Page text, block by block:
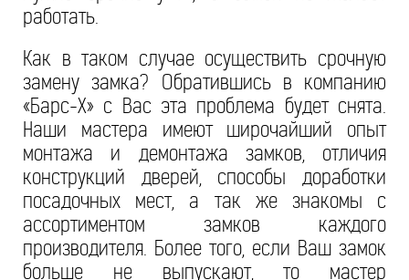
работать.
Как в таком случае осуществить срочную
замену замка? Обратившись в компанию
«Барс-Х» с Вас эта проблема будет снята.
Наши мастера имеют широчайший опыт
монтажа и демонтажа замков, отличия
конструкций дверей, способы доработки
посадочных мест, а так же знакомы с
ассортиментом замков каждого
производителя. Более того, если Ваш замок
больше не выпускают, то мастер